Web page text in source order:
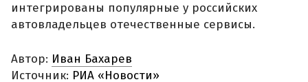
интегрированы популярные у российских
автовладельцев отечественные сервисы.
Автор: Иван Бахарев
Источник: РИА «Новости»